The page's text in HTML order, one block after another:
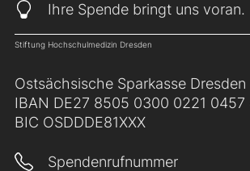
Ihre Spende bringt uns voran.
Stiftung Hochschulmedizin Dresden
Ostsächsische Sparkasse Dresden
IBAN DE27 8505 0300 0221 0457
BIC OSDDDE81XXX
Spendenrufnummer